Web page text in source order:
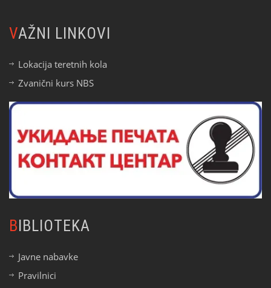
VAŽNI LINKOVI
Lokacija teretnih kola
Zvanični kurs NBS
BIBLIOTEKA
Javne nabavke
Pravilnici